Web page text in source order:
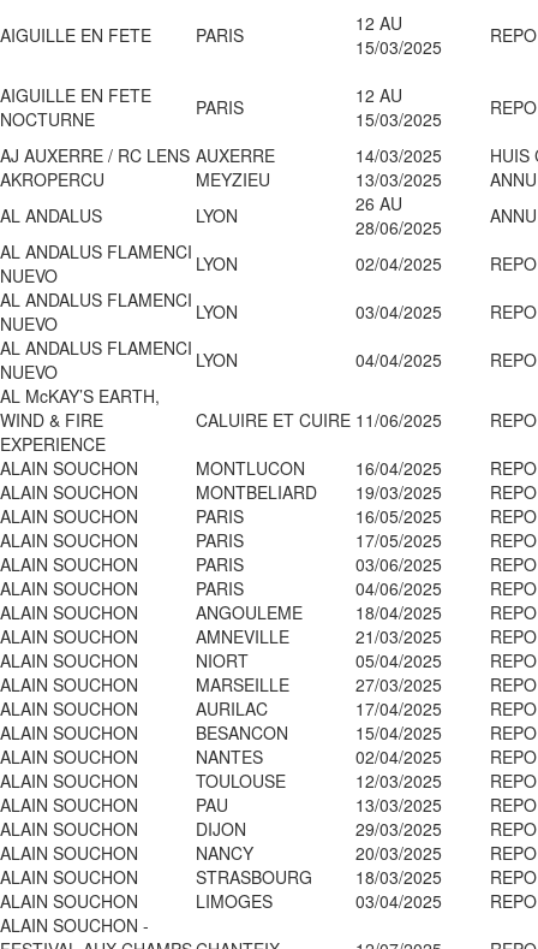
AIGUILLE EN FETE
PARIS
12 AU
15/03/2025
AIGUILLE EN FETE
NOCTURNE
PARIS
12 AU
15/03/2025
AJ AUXERRE / RC LENS AUXERRE 14/03/2025
HUIS
AKROPERCU
MEYZIEU 13/03/2025
AL ANDALUS
LYON
26 AU
28/06/2025
AL ANDALUS FLAMENCI
NUEVO
LYON 02/04/2025
AL ANDALUS FLAMENCI
NUEVO
LYON 03/04/2025
AL ANDALUS FLAMENCI
NUEVO
LYON 04/04/2025
AL McKAY’S EARTH,
WIND & FIRE
EXPERIENCE
CALUIRE ET CUIRE 11/06/2025
ALAIN SOUCHON
MONTLUCON 16/04/2025
ALAIN SOUCHON
MONTBELIARD 19/03/2025
ALAIN SOUCHON
PARIS 16/05/2025
ALAIN SOUCHON
PARIS 17/05/2025
ALAIN SOUCHON
PARIS 03/06/2025
ALAIN SOUCHON
PARIS 04/06/2025
ALAIN SOUCHON
ANGOULEME 18/04/2025
ALAIN SOUCHON
AMNEVILLE 21/03/2025
ALAIN SOUCHON
NIORT 05/04/2025
ALAIN SOUCHON
MARSEILLE 27/03/2025
ALAIN SOUCHON
AURILAC 17/04/2025
ALAIN SOUCHON
BESANCON 15/04/2025
ALAIN SOUCHON
NANTES 02/04/2025
ALAIN SOUCHON
TOULOUSE 12/03/2025
ALAIN SOUCHON
PAU 13/03/2025
ALAIN SOUCHON
DIJON 29/03/2025
ALAIN SOUCHON
NANCY 20/03/2025
ALAIN SOUCHON
STRASBOURG 18/03/2025
ALAIN SOUCHON
LIMOGES 03/04/2025
ALAIN SOUCHON -